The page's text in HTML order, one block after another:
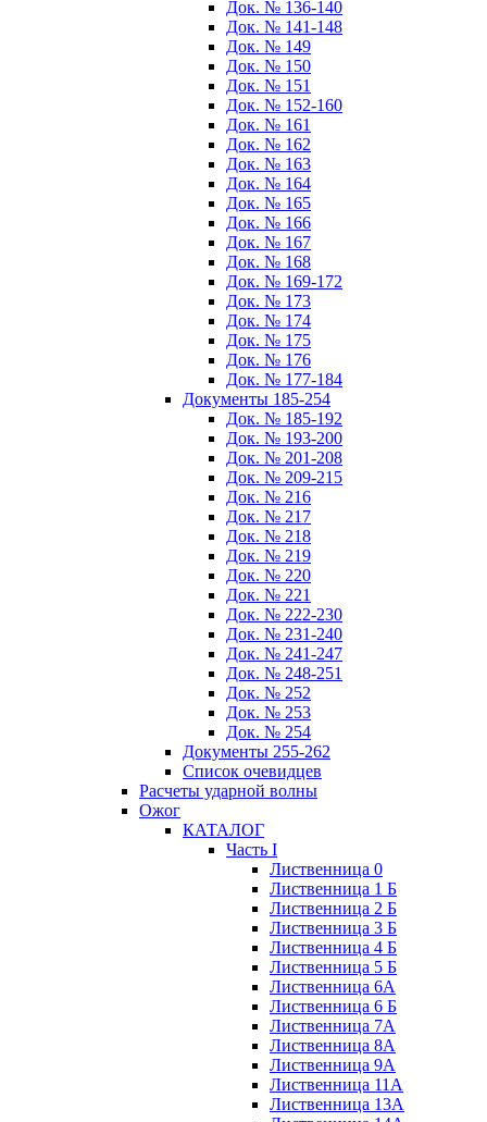
Док. № 136-140
Док. № 141-148
Док. № 149
Док. № 150
Док. № 151
Док. № 152-160
Док. № 161
Док. № 162
Док. № 163
Док. № 164
Док. № 165
Док. № 166
Док. № 167
Док. № 168
Док. № 169-172
Док. № 173
Док. № 174
Док. № 175
Док. № 176
Док. № 177-184
Документы 185-254
Док. № 185-192
Док. № 193-200
Док. № 201-208
Док. № 209-215
Док. № 216
Док. № 217
Док. № 218
Док. № 219
Док. № 220
Док. № 221
Док. № 222-230
Док. № 231-240
Док. № 241-247
Док. № 248-251
Док. № 252
Док. № 253
Док. № 254
Документы 255-262
Список очевидцев
Расчеты ударной волны
Ожог
КАТАЛОГ
Часть I
Лиственница 0
Лиственница 1 Б
Лиственница 2 Б
Лиственница 3 Б
Лиственница 4 Б
Лиственница 5 Б
Лиственница 6А
Лиственница 6 Б
Лиственница 7А
Лиственница 8А
Лиственница 9А
Лиственница 11А
Лиственница 13А